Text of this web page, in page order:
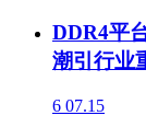
DDR4平
潮引行业
6 07.15